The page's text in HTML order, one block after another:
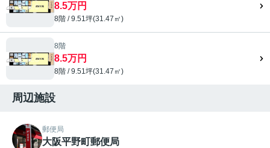
8.5万円
8階 / 9.51坪(31.47㎡)
8階
8.5万円
8階 / 9.51坪(31.47㎡)
周辺施設
郵便局
大阪平野町郵便局